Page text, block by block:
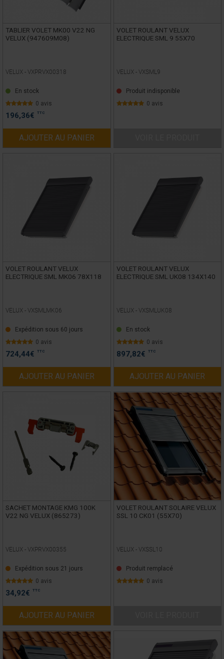
TABLIER VOLET MK00 V22 NG
VELUX (947609M08)
VELUX - VXPRVX00318
En stock
0 avis
196,36€ TTC
AJOUTER AU PANIER
VOLET ROULANT VELUX
ELECTRIQUE SML 9 55X70
VELUX - VXSML9
Produit indisponible
0 avis
VOLET ROULANT VELUX
ELECTRIQUE SML MK06 78X118
VELUX - VXSMLMK06
Expédition sous 60 jours
0 avis
724,44€ TTC
AJOUTER AU PANIER
VOLET ROULANT VELUX
ELECTRIQUE SML UK08 134X140
VELUX - VXSMLUK08
En stock
0 avis
897,82€ TTC
AJOUTER AU PANIER
SACHET MONTAGE KMG 100K
V22 NG VELUX (865273)
VELUX - VXPRVX00355
Expédition sous 21 jours
0 avis
34,92€ TTC
AJOUTER AU PANIER
VOLET ROULANT SOLAIRE VELUX
SSL 10 CK01 (55X70)
VELUX - VXSSL10
Produit remplacé
0 avis